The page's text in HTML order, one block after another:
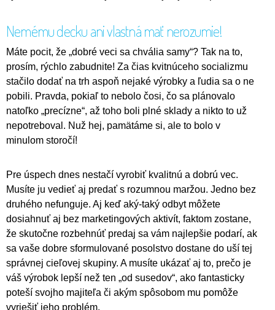
Nemému decku ani vlastná mať nerozumie!
Máte pocit, že „dobré veci sa chvália samy“? Tak na to,
prosím, rýchlo zabudnite! Za čias kvitnúceho socializmu
stačilo dodať na trh aspoň nejaké výrobky a ľudia sa o ne
pobili. Pravda, pokiaľ to nebolo čosi, čo sa plánovalo
natoľko „precízne“, až toho boli plné sklady a nikto to už
nepotreboval. Nuž hej, pamätáme si, ale to bolo v
minulom storočí!
Pre úspech dnes nestačí vyrobiť kvalitnú a dobrú vec.
Musíte ju vedieť aj predať s rozumnou maržou. Jedno bez
druhého nefunguje. Aj keď aký-taký odbyt môžete
dosiahnuť aj bez marketingových aktivít, faktom zostane,
že skutočne rozbehnúť predaj sa vám najlepšie podarí, ak
sa vaše dobre sformulované posolstvo dostane do uší tej
správnej cieľovej skupiny. A musíte ukázať aj to, prečo je
váš výrobok lepší než ten „od susedov“, ako fantasticky
poteší svojho majiteľa či akým spôsobom mu pomôže
vyriešiť jeho problém.